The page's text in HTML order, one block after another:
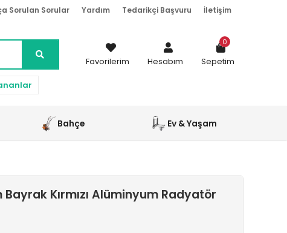
Sorulan Sorular Yardım Tedarikçi Başvuru İletişim
Favorilerim Hesabım Sepetim
0
Bahçe Ev & Yaşam
Kırmızı Alüminyum Radyatör